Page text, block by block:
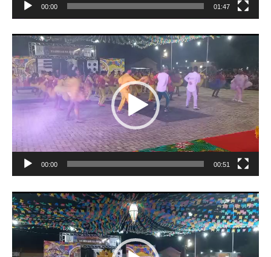
00:00 01:47
Tocador
de
vídeo
00:00 00:51
Tocador
de
vídeo